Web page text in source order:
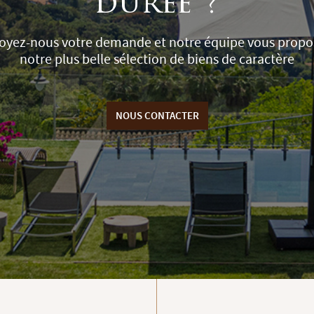
nous votre demande et notre équipe vous
notre plus belle sélection de biens de caractère
NOUS CONTACTER